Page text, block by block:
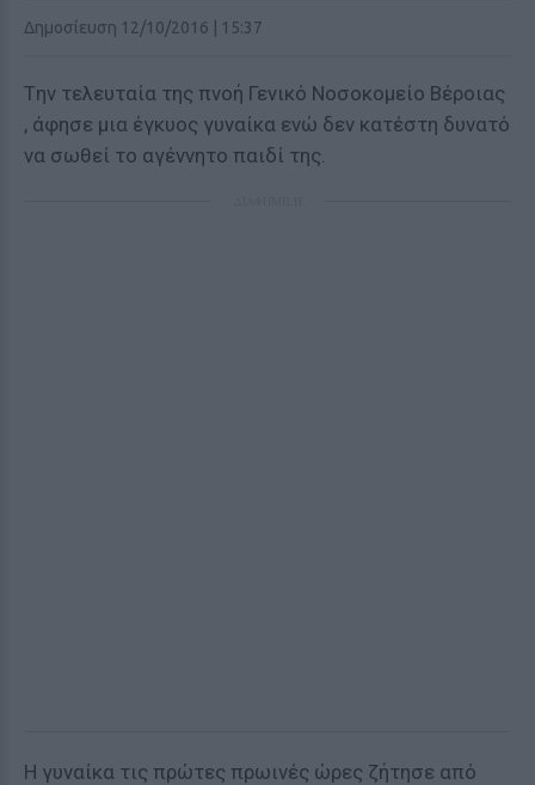
Δημοσίευση 12/10/2016 | 15:37
Tην τελευταία της πνοή Γενικό Νοσοκομείο Βέροιας
, άφησε μια έγκυος γυναίκα ενώ δεν κατέστη δυνατό
να σωθεί το αγέννητο παιδί της.
Η γυναίκα τις πρώτες πρωινές ώρες ζήτησε από